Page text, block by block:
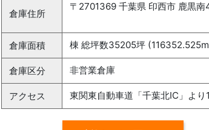
倉庫住所
〒2701369 千葉県 印西市 鹿黒南
倉庫面積
棟 総坪数35205坪
倉庫区分 非営業倉庫
アクセス